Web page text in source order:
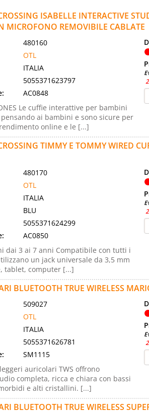
ISABELLE INTERACTIVE
MICROFONO REMOVIBILE CABLATE
480160
OTL
ITALIA
5055371623797
AC0848
Le cuffie interattive per bambini
ai bambini e sono sicure per
online e le [...]
TIMMY E TOMMY WIRED
480170
OTL
ITALIA
BLU
5055371624299
AC0850
dai 3 ai 7 anni Compatibile con tutti i
un jack universale da 3,5 mm
tablet, computer [...]
BLUETOOTH TRUE WIRELESS
509027
OTL
ITALIA
5055371626781
SM1115
auricolari TWS offrono
completa, ricca e chiara con bassi
e alti cristallini. [...]
BLUETOOTH TRUE WIRELESS